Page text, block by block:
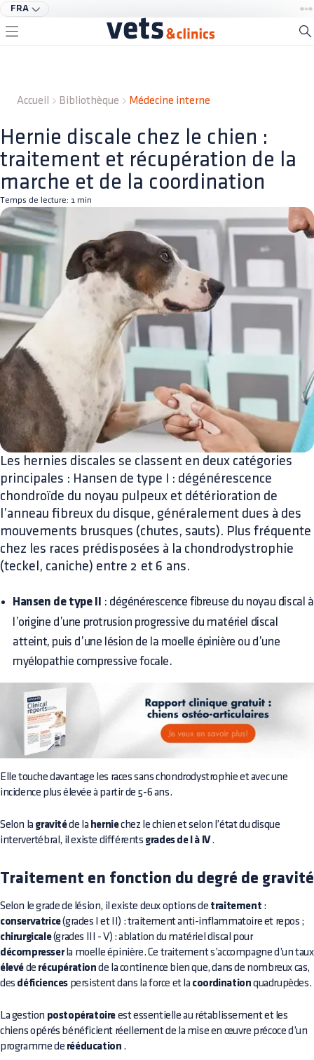
FRA
Accueil Bibliothèque Médecine interne
Hernie discale chez le chien :
traitement et récupération de la
marche et de la coordination
Temps de lecture: 1 min
Les hernies discales se classent en deux catégories
principales : Hansen de type I : dégénérescence
chondroïde du noyau pulpeux et détérioration de
l’anneau fibreux du disque, généralement dues à des
mouvements brusques (chutes, sauts). Plus fréquente
chez les races prédisposées à la chondrodystrophie
(teckel, caniche) entre 2 et 6 ans.
Hansen de type II : dégénérescence fibreuse du noyau discal à
l’origine d’une protrusion progressive du matériel discal
atteint, puis d’une lésion de la moelle épinière ou d’une
myélopathie compressive focale.
Elle touche davantage les races sans chondrodystrophie et avec une
incidence plus élevée à partir de 5-6 ans.
Selon la gravitéde la herniechez le chien et selon l’état du disque
intervertébral, il existe différents grades de I à IV.
Traitement en fonction du degré de gravité
Selon le grade de lésion, il existe deux options de traitement :
conservatrice(grades I et II) : traitement anti-inflammatoire et repos ;
chirurgicale(grades III - V) : ablation du matériel discal pour
décompresserla moelle épinière. Ce traitement s’accompagne d’un taux
élevé de récupération de la continence bien que, dans de nombreux cas,
des déficiences persistent dans la force et la coordination quadrupèdes.
La gestion postopératoire est essentielle au rétablissement et les
chiens opérés bénéficient réellement de la mise en œuvre précoce d’un
programme de rééducation .